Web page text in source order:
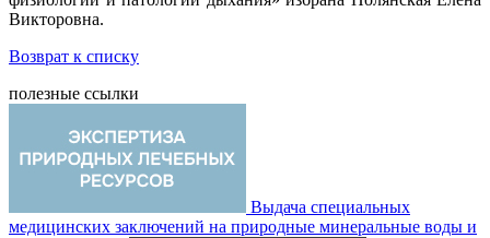
Викторовна.
Возврат к списку
полезные ссылки
Выдача специальных
медицинских заключений на природные минеральные воды и